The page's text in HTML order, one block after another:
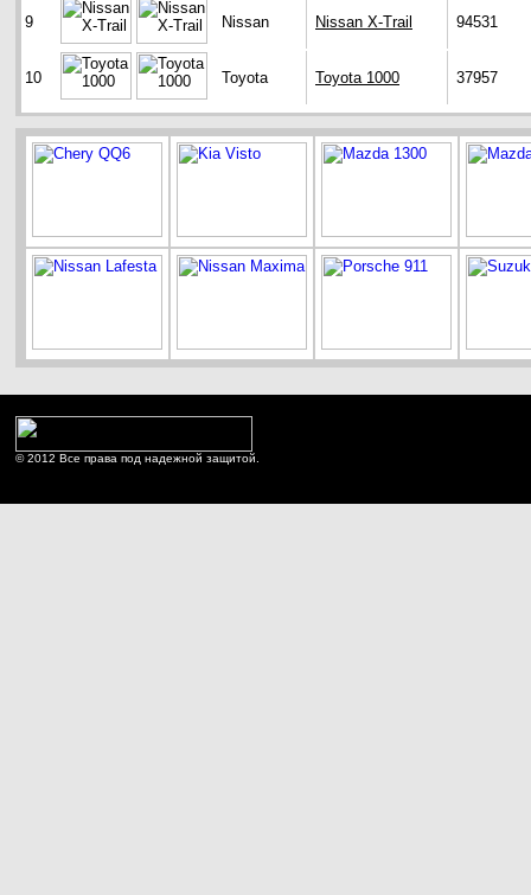
9 Nissan Nissan X-Trail 94531
10 Toyota Toyota 1000 37957
© 2012 Все права под надежной защитой.